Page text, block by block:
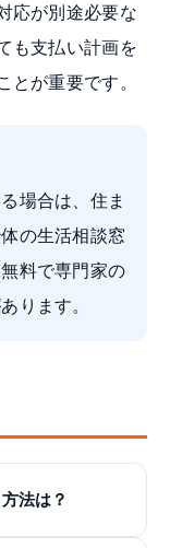
応が別途必要な
も支払い計画を
とが重要です。
場合は、住ま
の生活相談窓
料で専門家の
ります。
法は？